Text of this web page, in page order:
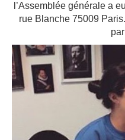
l’Assemblée générale a
rue Blanche 75009